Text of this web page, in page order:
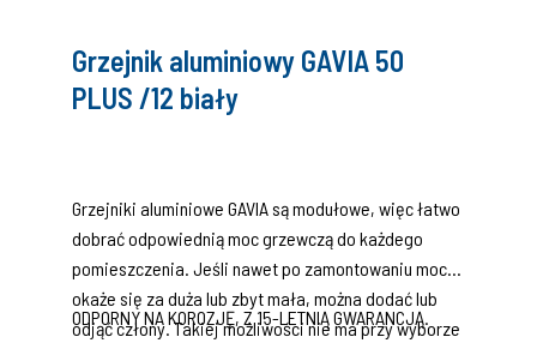
Grzejnik aluminiowy GAVIA 50
PLUS /12 biały
Grzejniki aluminiowe GAVIA są modułowe, więc łatwo
dobrać odpowiednią moc grzewczą do każdego
pomieszczenia. Jeśli nawet po zamontowaniu moc
okaże się za duża lub zbyt mała, można dodać lub
odjąć człony. Takiej możliwości nie ma przy wyborze
ODPORNY NA KOROZJĘ, Z 15-LETNIĄ GWARANCJĄ.